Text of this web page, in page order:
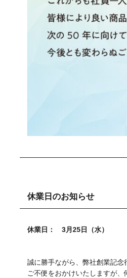
休業日のお知らせ
休業日： 3月25日（水）
誠に勝手ながら、弊社創業記
ご不便をおかけいたしますが